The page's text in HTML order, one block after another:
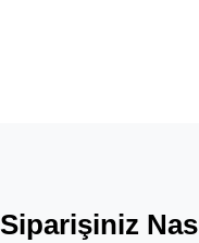
Siparişiniz